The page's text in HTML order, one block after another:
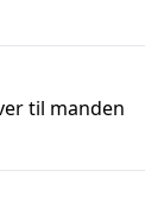
til manden